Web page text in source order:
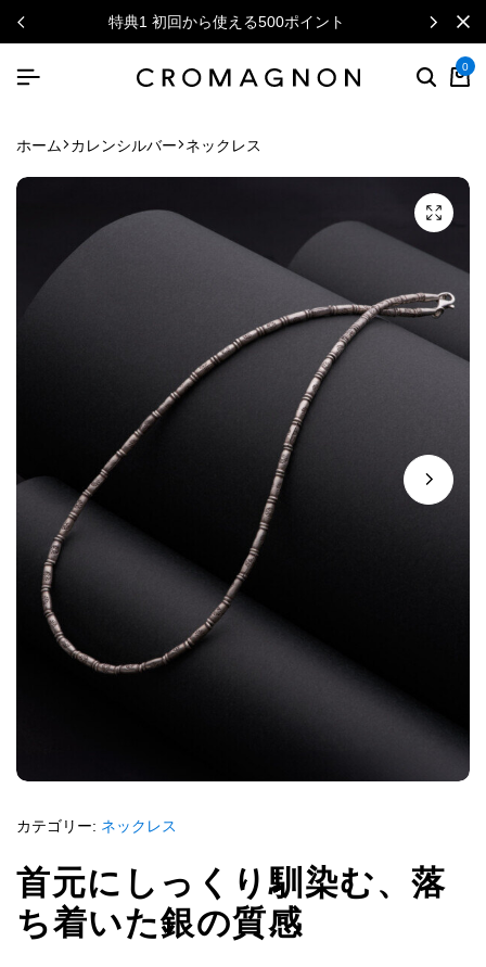
特典1 初回から使える500ポイント
0
ホーム カレンシルバー ネックレス
カテゴリー: ネックレス
首元にしっくり馴染む、落
ち着いた銀の質感